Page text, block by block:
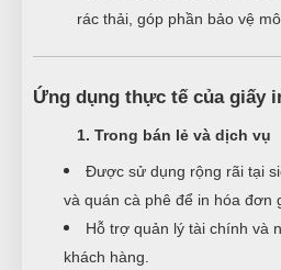
rác thải, góp phần bảo vệ
Ứng dụng thực tế của giấy
1. Trong bán lẻ và dịch vụ
Được sử dụng rộng rãi tại
và quán cà phê để in hóa đơn
Hỗ trợ quản lý tài chính và
khách hàng.